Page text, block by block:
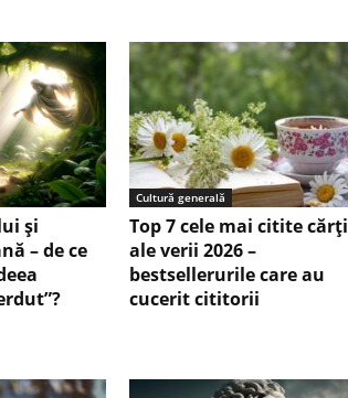
și
– de ce
Cultură generală
Top 7 cele mai citite cărți
ale verii 2026 –
bestsellerurile care au
cucerit cititorii